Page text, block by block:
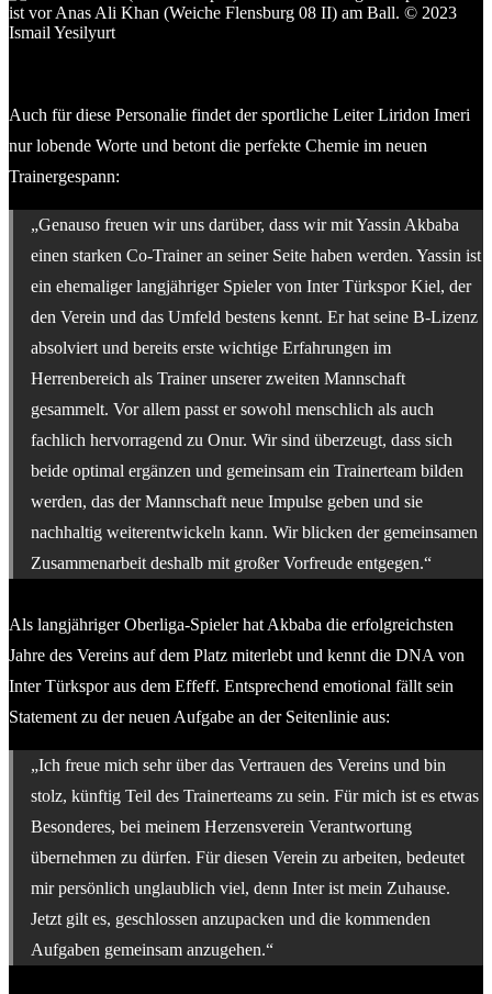
Auch für diese Personalie findet der sportliche Leiter Liridon Imeri
nur lobende Worte und betont die perfekte Chemie im neuen
Trainergespann:
„Genauso freuen wir uns darüber, dass wir mit Yassin Akbaba
einen starken Co-Trainer an seiner Seite haben werden. Yassin ist
ein ehemaliger langjähriger Spieler von Inter Türkspor Kiel, der
den Verein und das Umfeld bestens kennt. Er hat seine B-Lizenz
absolviert und bereits erste wichtige Erfahrungen im
Herrenbereich als Trainer unserer zweiten Mannschaft
gesammelt. Vor allem passt er sowohl menschlich als auch
fachlich hervorragend zu Onur. Wir sind überzeugt, dass sich
beide optimal ergänzen und gemeinsam ein Trainerteam bilden
werden, das der Mannschaft neue Impulse geben und sie
nachhaltig weiterentwickeln kann. Wir blicken der gemeinsamen
Zusammenarbeit deshalb mit großer Vorfreude entgegen.“
Als langjähriger Oberliga-Spieler hat Akbaba die erfolgreichsten
Jahre des Vereins auf dem Platz miterlebt und kennt die DNA von
Inter Türkspor aus dem Effeff. Entsprechend emotional fällt sein
Statement zu der neuen Aufgabe an der Seitenlinie aus:
„Ich freue mich sehr über das Vertrauen des Vereins und bin
stolz, künftig Teil des Trainerteams zu sein. Für mich ist es etwas
Besonderes, bei meinem Herzensverein Verantwortung
übernehmen zu dürfen. Für diesen Verein zu arbeiten, bedeutet
mir persönlich unglaublich viel, denn Inter ist mein Zuhause.
Jetzt gilt es, geschlossen anzupacken und die kommenden
Aufgaben gemeinsam anzugehen.“